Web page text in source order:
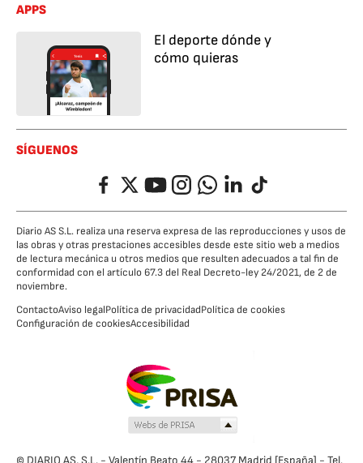
APPS
El deporte dónde y
cómo quieras
SÍGUENOS
FacebookTwitterYouTubeInstagramWhatsappLinkedIn
TikTok
Diario AS S.L. realiza una reserva expresa de las reproducciones y usos de
las obras y otras prestaciones accesibles desde este sitio web a medios
de lectura mecánica u otros medios que resulten adecuados a tal fin de
conformidad con el artículo 67.3 del Real Decreto-ley 24/2021, de 2 de
noviembre.
ContactoAviso legalPolítica de privacidadPolítica de cookies
Configuración de cookiesAccesibilidad
© DIARIO AS, S.L. - Valentín Beato 44 - 28037 Madrid [España] - Tel.